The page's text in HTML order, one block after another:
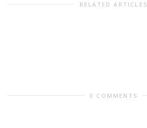
RELATED ARTICLES
0 COMMENTS